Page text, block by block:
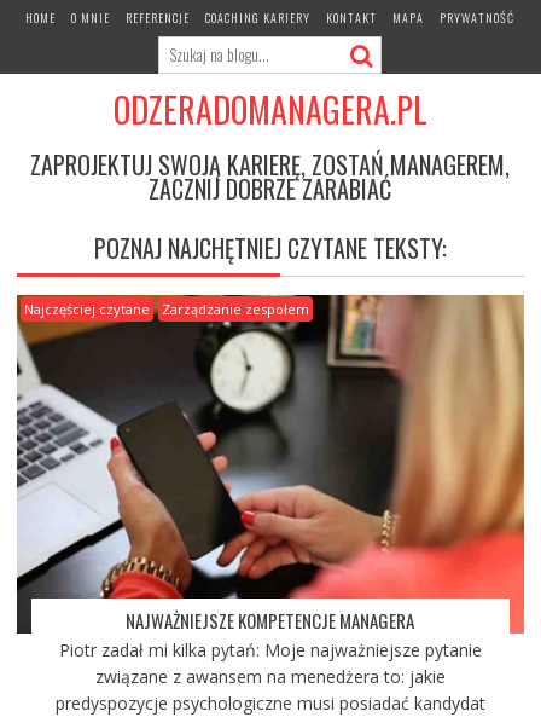
SkipHOME O MNIE REFERENCJE COACHING KARIERY KONTAKT MAPA PRYWATNOŚĆ
ODZERADOMANAGERA.PL
ZAPROJEKTUJ SWOJĄ KARIERĘ, ZOSTAŃ MANAGEREM,
ZACZNIJ DOBRZE ZARABIAĆ
POZNAJ NAJCHĘTNIEJ CZYTANE TEKSTY:
Najczęściej czytane Zarządzanie zespołem
NAJWAŻNIEJSZE KOMPETENCJE MANAGERA
Piotr zadał mi kilka pytań: Moje najważniejsze pytanie
związane z awansem na menedżera to: jakie
predyspozycje psychologiczne musi posiadać kandydat